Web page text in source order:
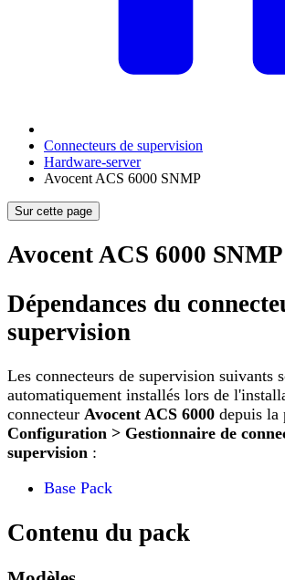
Connecteurs de supervision
Hardware-server
Avocent ACS 6000 SNMP
Sur cette page
Avocent ACS 6000 SNMP
Dépendances du
supervision
Les connecteurs de supervision suivants
automatiquement installés lors de
connecteur Avocent ACS 6000 depuis la
Configuration > Gestionnaire de
supervision :
Base Pack
Contenu du pack